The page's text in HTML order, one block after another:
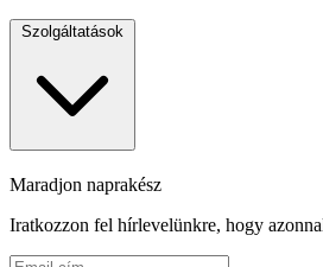
Szolgáltatások
Maradjon naprakész
Iratkozzon fel hírlevelünkre, hogy